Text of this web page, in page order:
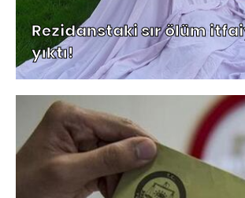
Rezidanstaki sır ölüm
yıktı!